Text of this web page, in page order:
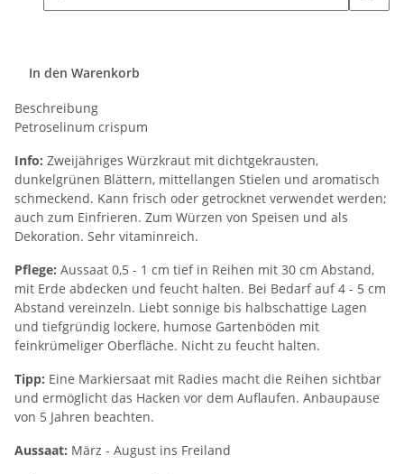
In den Warenkorb
Beschreibung
Petroselinum crispum
Info: Zweijähriges Würzkraut mit dichtgekrausten,
dunkelgrünen Blättern, mittellangen Stielen und aromatisch
schmeckend. Kann frisch oder getrocknet verwendet werden;
auch zum Einfrieren. Zum Würzen von Speisen und als
Dekoration. Sehr vitaminreich.
Pflege: Aussaat 0,5 - 1 cm tief in Reihen mit 30 cm Abstand,
mit Erde abdecken und feucht halten. Bei Bedarf auf 4 - 5 cm
Abstand vereinzeln. Liebt sonnige bis halbschattige Lagen
und tiefgründig lockere, humose Gartenböden mit
feinkrümeliger Oberfläche. Nicht zu feucht halten.
Tipp: Eine Markiersaat mit Radies macht die Reihen sichtbar
und ermöglicht das Hacken vor dem Auflaufen. Anbaupause
von 5 Jahren beachten.
Aussaat: März - August ins Freiland